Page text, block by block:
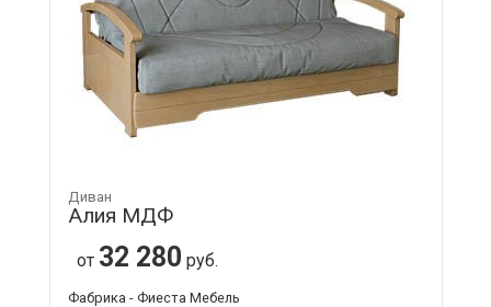
Диван
Алия МДФ
от 32 280 руб.
Фабрика - Фиеста Мебель